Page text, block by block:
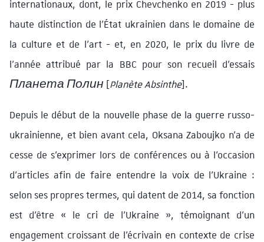
internationaux, dont, le prix Chevchenko en 2019 - plus
haute distinction de l’État ukrainien dans le domaine de
la culture et de l’art - et, en 2020, le prix du livre de
l’année attribué par la BBC pour son recueil d’essais
Планета Полин [Planète Absinthe].
Depuis le début de la nouvelle phase de la guerre russo-
ukrainienne, et bien avant cela, Oksana Zaboujko n’a de
cesse de s’exprimer lors de conférences ou à l’occasion
d’articles afin de faire entendre la voix de l’Ukraine :
selon ses propres termes, qui datent de 2014, sa fonction
est d’être « le cri de l’Ukraine », témoignant d’un
engagement croissant de l’écrivain en contexte de crise